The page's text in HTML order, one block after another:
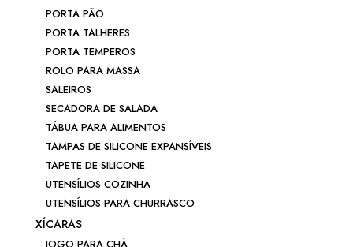
PORTA PÃO
PORTA TALHERES
PORTA TEMPEROS
ROLO PARA MASSA
SALEIROS
SECADORA DE SALADA
TÁBUA PARA ALIMENTOS
TAMPAS DE SILICONE EXPANSÍVEIS
TAPETE DE SILICONE
UTENSÍLIOS COZINHA
UTENSÍLIOS PARA CHURRASCO
XÍCARAS